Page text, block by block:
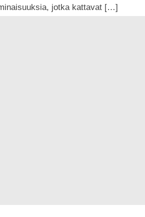
jotka kattavat […]